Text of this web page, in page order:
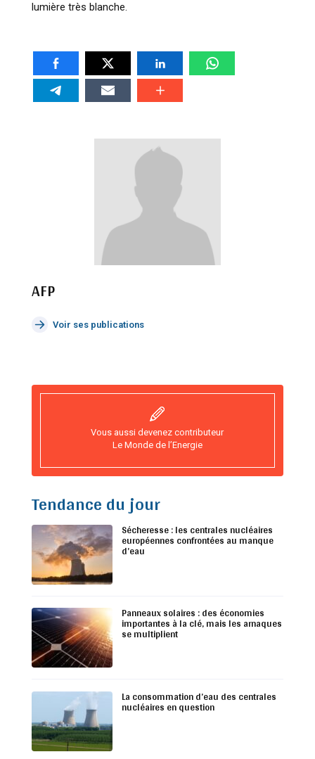
lumière très blanche.
AFP
Voir ses publications
Vous aussi devenez contributeur
Le Monde de l’Energie
Tendance du jour
Sécheresse : les centrales nucléaires
européennes confrontées au manque
d’eau
Panneaux solaires : des économies
importantes à la clé, mais les arnaques
se multiplient
La consommation d’eau des centrales
nucléaires en question